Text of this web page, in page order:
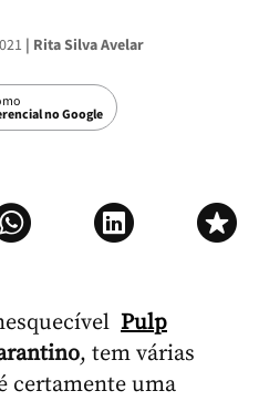
| Rita Silva Avelar
no Google
Pulp
, tem várias
certamente uma